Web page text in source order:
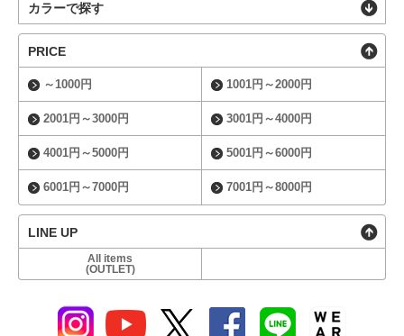
カラーで探す
PRICE
～1000円 1001円～2000円
2001円～3000円 3001円～4000円
4001円～5000円 5001円～6000円
6001円～7000円 7001円～8000円
LINE UP
All items
(OUTLET)